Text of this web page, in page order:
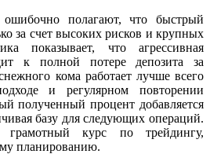
ошибочно полагают, что быстрый
за счет высоких рисков и крупных
показывает, что агрессивная
к полной потере депозита за
кома работает лучше всего
и регулярном повторении
полученный процент добавляется
базу для следующих операций.
грамотный курс по трейдингу,
планированию.